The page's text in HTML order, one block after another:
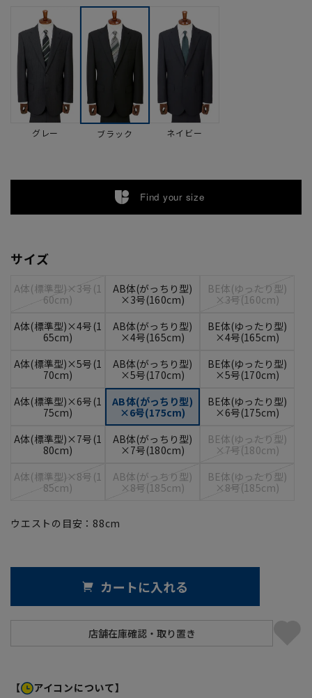
グレー ブラック ネイビー
Find your size
サイズ
A体(標準型)×3号(1
60cm)
AB体(がっちり型)
×3号(160cm)
BE体(ゆったり型)
×3号(160cm)
A体(標準型)×4号(1
65cm)
AB体(がっちり型)
×4号(165cm)
BE体(ゆったり型)
×4号(165cm)
A体(標準型)×5号(1
70cm)
AB体(がっちり型)
×5号(170cm)
BE体(ゆったり型)
×5号(170cm)
A体(標準型)×6号(1
75cm)
AB体(がっちり型)
×6号(175cm)
BE体(ゆったり型)
×6号(175cm)
A体(標準型)×7号(1
80cm)
AB体(がっちり型)
×7号(180cm)
BE体(ゆったり型)
×7号(180cm)
A体(標準型)×8号(1
85cm)
AB体(がっちり型)
×8号(185cm)
BE体(ゆったり型)
×8号(185cm)
ウエストの目安： 88cm
カートに入れる
【 アイコンについて】